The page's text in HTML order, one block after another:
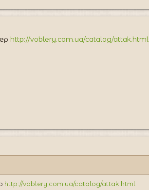
http://voblery.com.ua/catalog/attak.html
http://voblery.com.ua/catalog/attak.html